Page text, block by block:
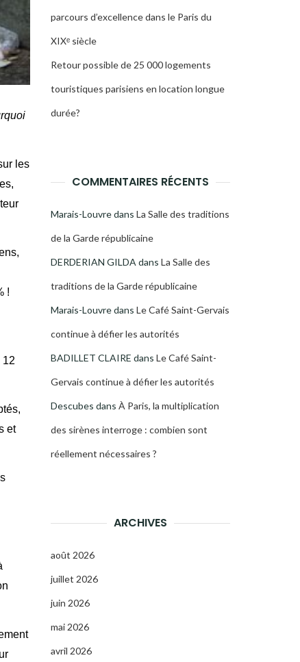
les
!
12
et
parcours d’excellence dans le Paris du
XIXᵉ siècle
Retour possible de 25 000 logements
touristiques parisiens en location longue
durée?
COMMENTAIRES RÉCENTS
Marais-Louvredans La Salle des traditions
de la Garde républicaine
DERDERIAN GILDA dans La Salle des
traditions de la Garde républicaine
Marais-Louvredans Le Café Saint-Gervais
continue à défier les autorités
BADILLET CLAIRE dans Le Café Saint-
Gervais continue à défier les autorités
Descubes dans À Paris, la multiplication
des sirènes interroge : combien sont
réellement nécessaires ?
ARCHIVES
août 2026
juillet 2026
juin 2026
mai 2026
avril 2026